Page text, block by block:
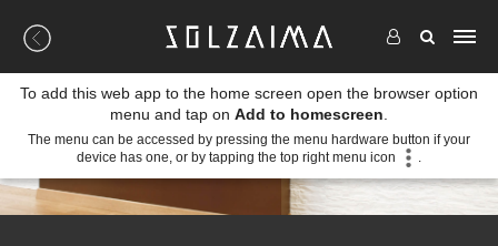
To add this web app to the home screen open the browser option
menu and tap on Add to homescreen
The menu can be accessed by pressing the menu hardware button if your
device has one, or by tapping the top right menu icon
.